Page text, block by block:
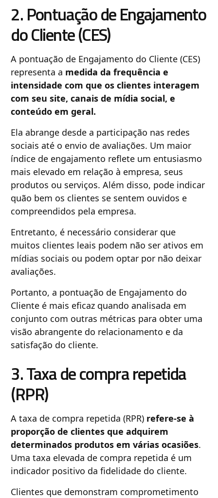
2. Pontuação de Engajamento
do Cliente (CES)
A pontuação de Engajamento do Cliente (CES)
representa a medida da frequência e
intensidade com que os clientes interagem
com seu site, canais de mídia social, e
conteúdo em geral.
Ela abrange desde a participação nas redes
sociais até o envio de avaliações. Um maior
índice de engajamento reflete um entusiasmo
mais elevado em relação à empresa, seus
produtos ou serviços. Além disso, pode indicar
quão bem os clientes se sentem ouvidos e
compreendidos pela empresa.
Entretanto, é necessário considerar que
muitos clientes leais podem não ser ativos em
mídias sociais ou podem optar por não deixar
avaliações.
Portanto, a pontuação de Engajamento do
Cliente é mais eficaz quando analisada em
conjunto com outras métricas para obter uma
visão abrangente do relacionamento e da
satisfação do cliente.
3. Taxa de compra repetida
(RPR)
A taxa de compra repetida (RPR) refere-se à
proporção de clientes que adquirem
determinados produtos em várias ocasiões.
Uma taxa elevada de compra repetida é um
indicador positivo da fidelidade do cliente.
Clientes que demonstram comprometimento